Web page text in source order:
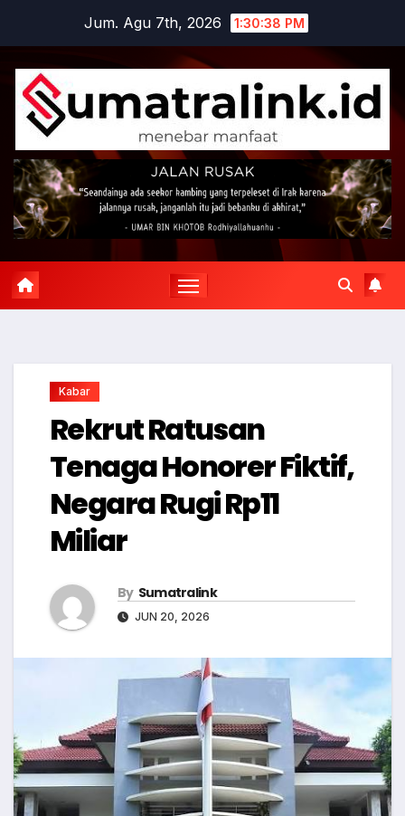
content
Jum. Agu 7th, 2026 1:30:39 PM
Kabar
Rekrut Ratusan
Tenaga Honorer Fiktif,
Negara Rugi Rp11
Miliar
By Sumatralink
JUN 20, 2026